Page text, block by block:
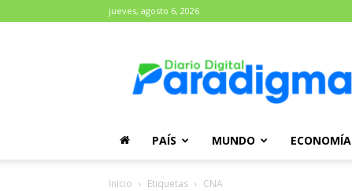
jueves, agosto 6, 2026
Paradigma
PAÍS MUNDO ECONOMÍA
Inicio Etiquetas CNA